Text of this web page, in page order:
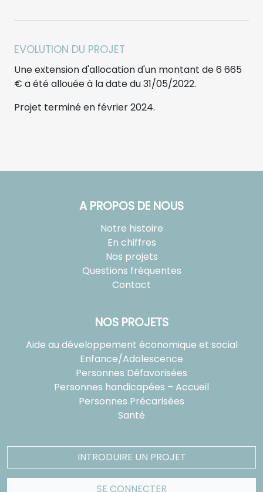
EVOLUTION DU PROJET
Une extension d'allocation d'un montant de 6 665
€ a été allouée à la date du 31/05/2022.
Projet terminé en février 2024.
A PROPOS DE NOUS
Notre histoire
En chiffres
Nos projets
Questions fréquentes
Contact
NOS PROJETS
Aide au développement économique et social
Enfance/Adolescence
Personnes Défavorisées
Personnes handicapées – Accueil
Personnes Précarisées
Santé
INTRODUIRE UN PROJET
SE CONNECTER